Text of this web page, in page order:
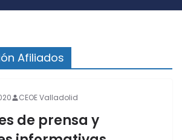
Afiliados
CEOE Valladolid
de prensa y